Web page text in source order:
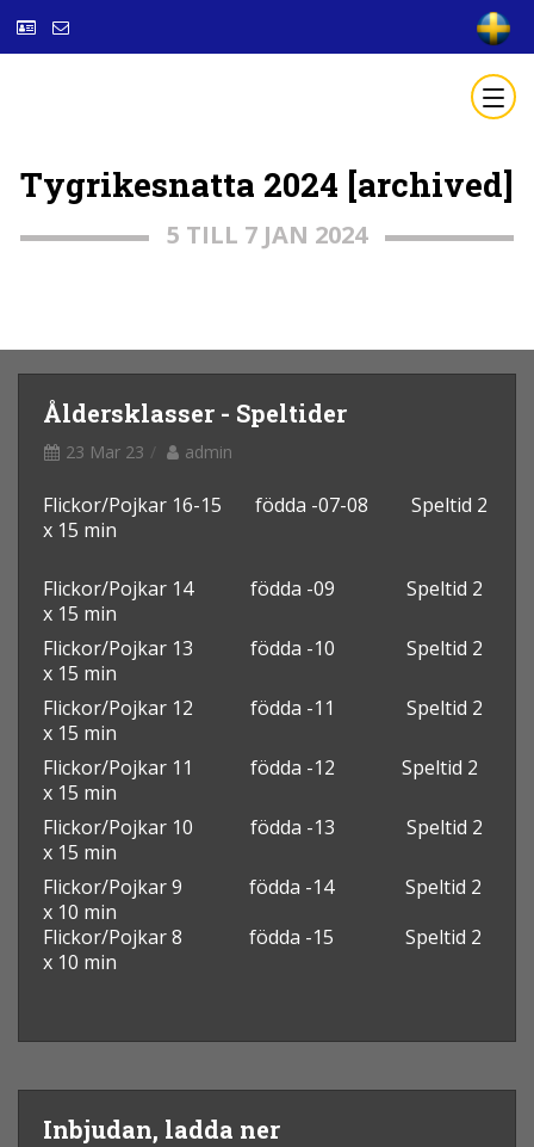
Tygrikesnatta 2024 [archived]
5 TILL 7 JAN 2024
Åldersklasser - Speltider
23 Mar 23 admin
Flickor/Pojkar 16-15 födda -07-08 Speltid 2
x 15 min
Flickor/Pojkar 14 födda -09 Speltid 2
x 15 min
Flickor/Pojkar 13 födda -10 Speltid 2
x 15 min
Flickor/Pojkar 12 födda -11 Speltid 2
x 15 min
Flickor/Pojkar 11 födda -12 Speltid 2
x 15 min
Flickor/Pojkar 10 födda -13 Speltid 2
x 15 min
Flickor/Pojkar 9 födda -14 Speltid 2
x 10 min
Flickor/Pojkar 8 födda -15 Speltid 2
x 10 min
Inbjudan, ladda ner